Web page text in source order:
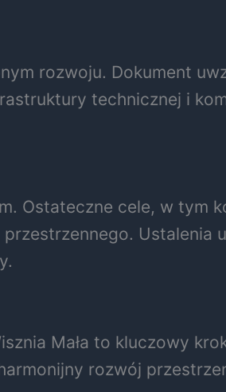
rozwoju. Dokument
technicznej i
Ostateczne cele, w tym
Ustalenia
Mała to kluczowy
rozwój